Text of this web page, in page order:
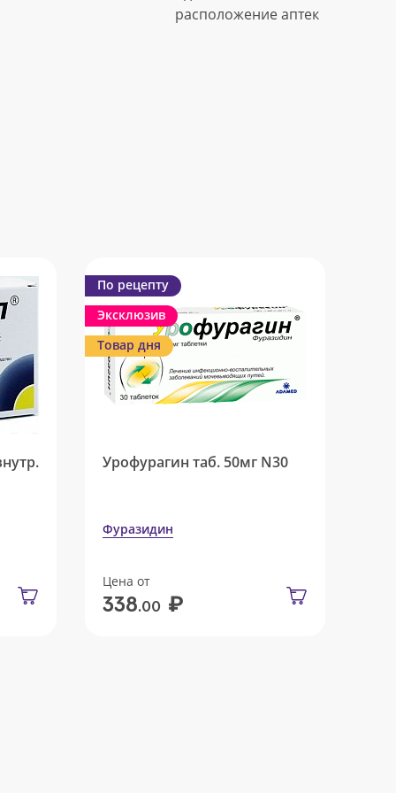
расположение аптек
По рецепту
Эксклюзив
Товар дня
Урофурагин таб. 50мг N30
Фуразидин
Цена от
338.00 ₽